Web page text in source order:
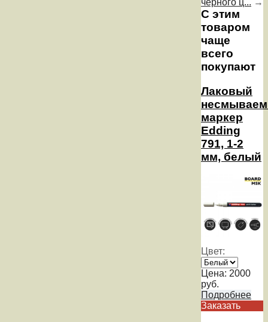
С этим
товаром
чаще
всего
покупают
Лаковый
маркер
Edding
791, 1-2
мм, белый
Цвет:
Цена: 2000
руб.
Подробнее
Заказать